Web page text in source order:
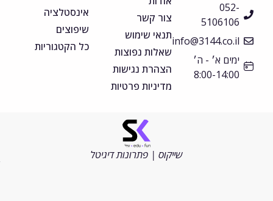
052-
5106106
info@3144.co.il
ימים א׳ - ה׳
8:00-14:00
צור קשר
תנאי שימוש
שאלות נפוצות
הצהרת נגישות
מדיניות פרטיות
אינסטלציה
שיפוצים
כל הקטגוריות
שייקוס | פתרונות דיגיטל
שמורות